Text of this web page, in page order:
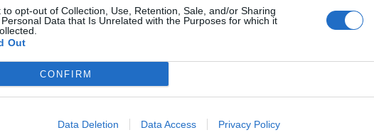
to opt-out of Collection, Use, Retention, Sale, and/or Sharing
Data that Is Unrelated with the Purposes for which it
Out
CONFIRM
Data Deletion Data Access Privacy Policy
outros acessórios exclusivos.
felizes muitos fãs do modelo caso evoluísse para
produção.